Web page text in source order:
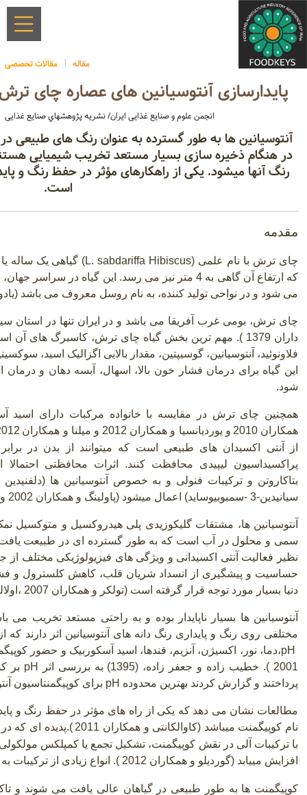
مقاله مقالات تخصصی
پایدارسازی آنتوسیانین های عصاره چای
انجمن علوم و صنایع غذایی ایران/ نشریه پژوهشهاي صنایع غذایی
آنتوسیانین ها به طور گسترده به عنوان رنگ های طبیعی در
در هنگام ذخیره سازی بسیار مستعد تخریب شیمیایی
رنگ آنها میشود. یکی از راهکارهای مؤثر در حفظ رنگ و
است.
مقدمه
چای ترش با نام علمی (L. sabdariffa Hibiscus) گیاهی یک ساله
که ارتفاع آن گاهی به 4 متر نیز می رسد. این گیاه
می شود و در نواحی تولید کننده، به نام روسل معروف می باشد (یادونگ
چای ترش، بومی غرب آفریقا می باشد و در ایران تنها در
داران 1379 ). مهم ترین بخش گیاه چای ترش، کاسبرگ های آن
فلاونوئید، آنتوسیانین، گوسیپتین، مقدار بالایی اگزالیک اسید،
این گیاه برای درمان فشار خون بالا، اسهال، آبسه دهان و
شود.
همچنین چای ترش در مقایسه با خانواده مرکبات دارای اسید
همکاران 2010
و یوردیانسیا و همکاران 2012 و میلنا و همکاران
از آنتی اکسیدان های طبیعی است که میتوانند از بدن در
پراکسیداسیون لیپیدی محافظت کنند. اثرات محافظتی احتمالا
بتاکاروتن و ترکیبات فنولی و به خصوص آنتوسیانین ها (دلفنیدین 3
سیانیدین-3
-سمبوبیوساید) اعمال میشود (پاولینگ و همکاران 2002 و عزیز و همکاران 2007).
سمی و محلول در آب است که به طور گسترده ای در طبیعت
نظیر فعالیت آنتی اکسیدانی و ویژگی های فیزیولوژیکی مختلف
حساسیت و پیشگیری از انسداد شریان قلب، کاهش کلسترول و
دنیا بسیار مورد توجه قرار گرفته است (تولکر و همکاران 2007 ،اولالی 2007 و الیانا و همکاران 2007).
آنتوسیانین ها بسیار ناپایدار بوده و به راحتی مستعد تخریب
مختلفی روی رنگ و پایداری رنگ دانه های آنتوسیانین اثر دارند
pH
2001
.( خطیب زاده و جعفر زاده، )1395) به بررسی اثر pH بر
پرداختند و گزارش کردند بهترین محدوده pH برای کوپیگمنتاسیون
مطالعات نشان می دهد که یکی از راه های مؤثر در حفظ رنگ و
نام کوپیگمنت میباشد (کاوالکانتی و همکاران 2011
.(
با ترکیبات آلی در نقش کوپیگمنت، تشکیل تجمع یا کمپلکس
افزایش مییابد (گوردیلو و همکاران 2012 ). انواع زیادی از ترکیبات به عنوان کوپیگمنت عمل می کنند
کوپیگمنت ها به طور طبیعی در گیاهان عالی یافت می شوند و